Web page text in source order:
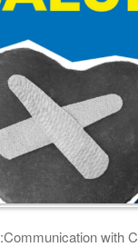
نوع الوثيقة:Communication with